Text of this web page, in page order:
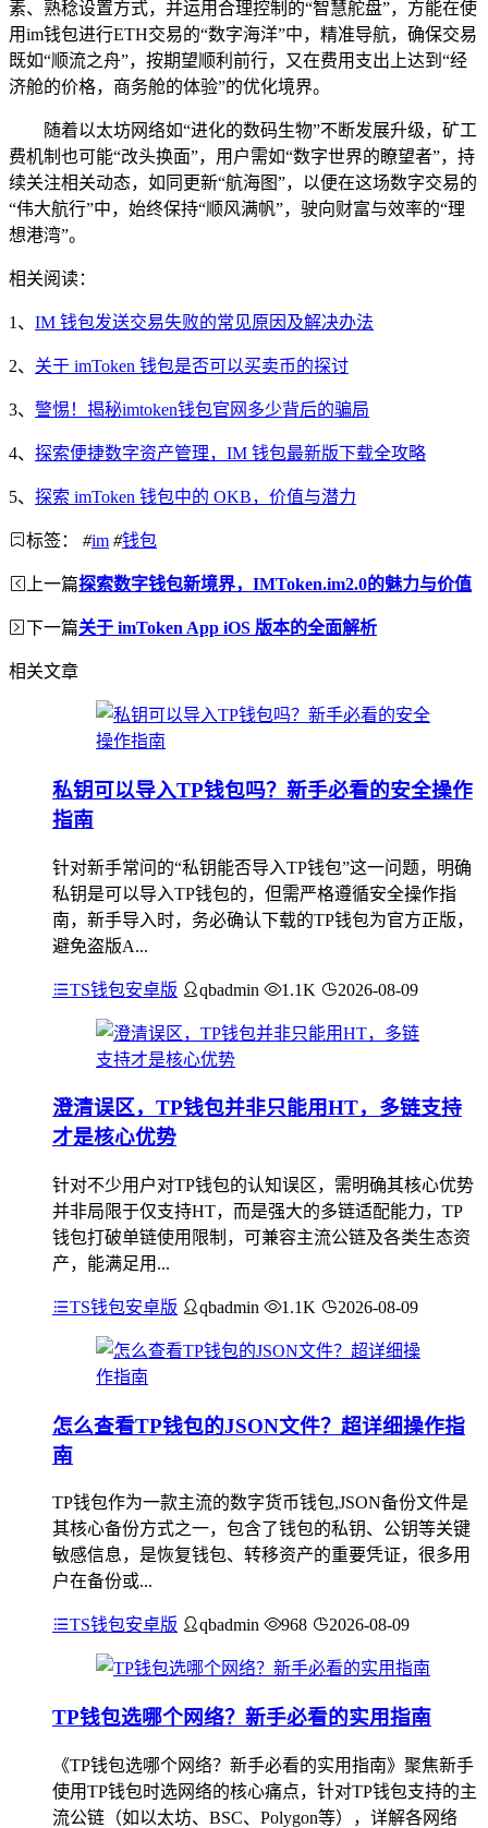
素、熟稔设置方式，并运用合理控制的“智慧舵盘”，方能在使
用im钱包进行ETH交易的“数字海洋”中，精准导航，确保交易
既如“顺流之舟”，按期望顺利前行，又在费用支出上达到“经
济舱的价格，商务舱的体验”的优化境界。
随着以太坊网络如“进化的数码生物”不断发展升级，矿工
费机制也可能“改头换面”，用户需如“数字世界的瞭望者”，持
续关注相关动态，如同更新“航海图”，以便在这场数字交易的
“伟大航行”中，始终保持“顺风满帆”，驶向财富与效率的“理
想港湾”。
相关阅读：
1、 IM 钱包发送交易失败的常见原因及解决办法
2、 关于 imToken 钱包是否可以买卖币的探讨
3、 警惕！揭秘imtoken钱包官网多少背后的骗局
4、 探索便捷数字资产管理，IM 钱包最新版下载全攻略
5、 探索 imToken 钱包中的 OKB，价值与潜力
标签： #im #钱包
上一篇探索数字钱包新境界，IMToken.im2.0的魅力与价值
下一篇关于 imToken App iOS 版本的全面解析
相关文章
私钥可以导入TP钱包吗？新手必看的安全操作
指南
针对新手常问的“私钥能否导入TP钱包”这一问题，明确
私钥是可以导入TP钱包的，但需严格遵循安全操作指
南，新手导入时，务必确认下载的TP钱包为官方正版，
避免盗版A...
TS钱包安卓版 qbadmin 1.1K 2026-08-09
澄清误区，TP钱包并非只能用HT，多链支持
才是核心优势
针对不少用户对TP钱包的认知误区，需明确其核心优势
并非局限于仅支持HT，而是强大的多链适配能力，TP
钱包打破单链使用限制，可兼容主流公链及各类生态资
产，能满足用...
TS钱包安卓版 qbadmin 1.1K 2026-08-09
怎么查看TP钱包的JSON文件？超详细操作指
南
TP钱包作为一款主流的数字货币钱包,JSON备份文件是
其核心备份方式之一，包含了钱包的私钥、公钥等关键
敏感信息，是恢复钱包、转移资产的重要凭证，很多用
户在备份或...
TS钱包安卓版 qbadmin 968 2026-08-09
TP钱包选哪个网络？新手必看的实用指南
《TP钱包选哪个网络？新手必看的实用指南》聚焦新手
使用TP钱包时选网络的核心痛点，针对TP钱包支持的主
流公链（如以太坊、BSC、Polygon等），详解各网络